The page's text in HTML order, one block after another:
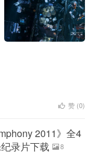
赞 (0)
2011》全4
录片下载
8